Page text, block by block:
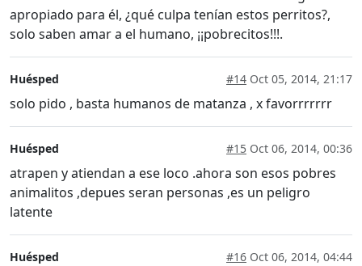
apropiado para él, ¿qué culpa tenían estos perritos?,
solo saben amar a el humano, ¡¡pobrecitos!!!.
Huésped #14 Oct 05, 2014, 21:17
solo pido , basta humanos de matanza , x favorrrrrrr
Huésped #15 Oct 06, 2014, 00:36
atrapen y atiendan a ese loco .ahora son esos pobres
animalitos ,depues seran personas ,es un peligro
latente
Huésped #16 Oct 06, 2014, 04:44